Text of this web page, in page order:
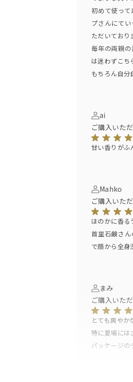
地元沖縄でのス
さらに2011年
子供たちに夢、
いう彼らのまっ
たFesを発案開
初めて使っ
プさんにて
ただいており
毎年の両親
は迷わずこち
もちろん自分
ai
ご購入いた
甘い香りがふ
Mahko
ご購入いた
ほのかに香る
首里石鹸さ
で顔から全身
まみ
ご購入いた
とても爽やか
特に夏場には
パッケージの